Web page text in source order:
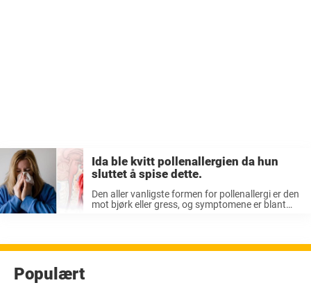
Ida ble kvitt pollenallergien da hun
sluttet å spise dette.
Den aller vanligste formen for pollenallergi er den
mot bjørk eller gress, og symptomene er blant
Populært